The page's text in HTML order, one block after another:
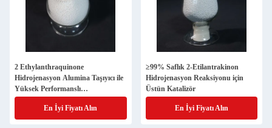
2 Ethylanthraquinone
Hidrojenasyon Alumina Taşıyıcı ile
Yüksek Performanslı
Hidrojenasyon Deneyimleri
En İyi Fiyatı Alın
≥99% Saflık 2-Etilantrakinon
Hidrojenasyon Reaksiyonu için
Üstün Katalizör
En İyi Fiyatı Alın